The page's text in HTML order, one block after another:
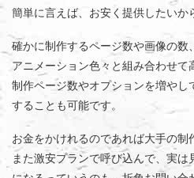
簡単に言えば、お安く提供したいか
確かに制作するページ数や画像の数
アニメーション色々と組み合わせて
制作ページ数やオプションを増やし
することも可能です。
お金をかけれるのであれば大手の制
また激安プランで呼び込んで、実